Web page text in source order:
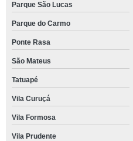
Parque São Lucas
Parque do Carmo
Ponte Rasa
São Mateus
Tatuapé
Vila Curuçá
Vila Formosa
Vila Prudente